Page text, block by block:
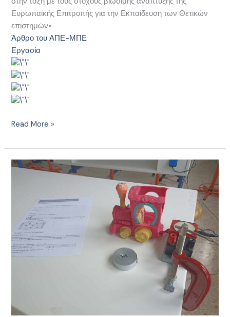
Ευρωπαϊκής Επιτροπής για την Εκπαίδευση των Θετικών
επιστημών»
Άρθρο του ΑΠΕ-ΜΠΕ
Εργασία
Read More »
Απολογισμός
ΕΚΦΕ
Λέσβου